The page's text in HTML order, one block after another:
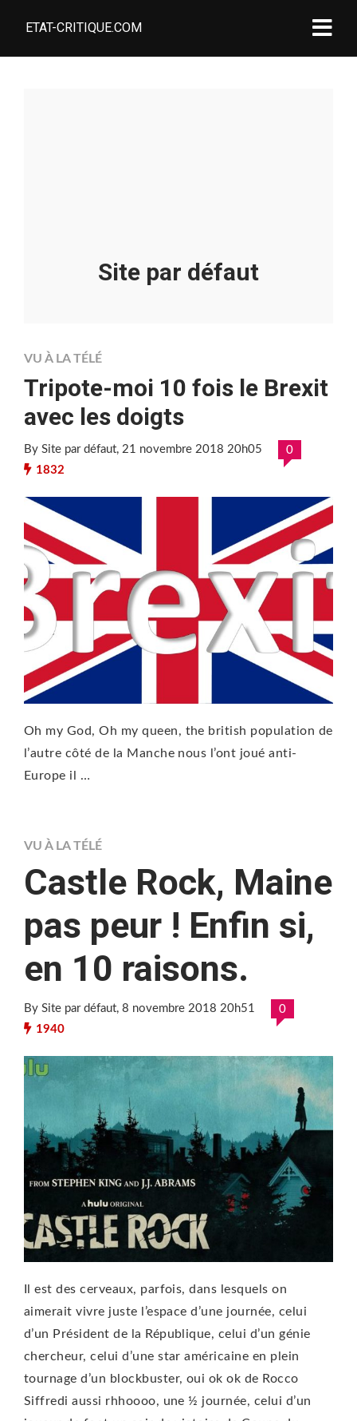
ETAT-CRITIQUE.COM
Site par défaut
VU À LA TÉLÉ
Tripote-moi 10 fois le Brexit
avec les doigts
By Site par défaut, 21 novembre 2018 20h05
0
1832
Oh my God, Oh my queen, the british population de
l’autre côté de la Manche nous l’ont joué anti-
Europe il …
VU À LA TÉLÉ
Castle Rock, Maine
pas peur ! Enfin si,
en 10 raisons.
By Site par défaut, 8 novembre 2018 20h51
0
1940
Il est des cerveaux, parfois, dans lesquels on
aimerait vivre juste l’espace d’une journée, celui
d’un Président de la République, celui d’un génie
chercheur, celui d’une star américaine en plein
tournage d’un blockbuster, oui ok ok de Rocco
Siffredi aussi rhhoooo, une ½ journée, celui d’un